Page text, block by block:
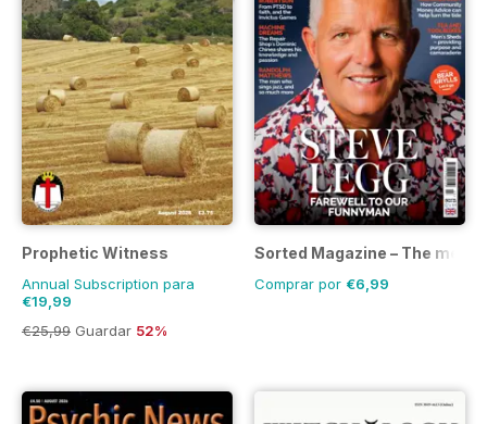
Prophetic Witness
Annual Subscription para
€19,99
€25,99 Guardar 52%
Sorted Magazine – The
Comprar por €6,99